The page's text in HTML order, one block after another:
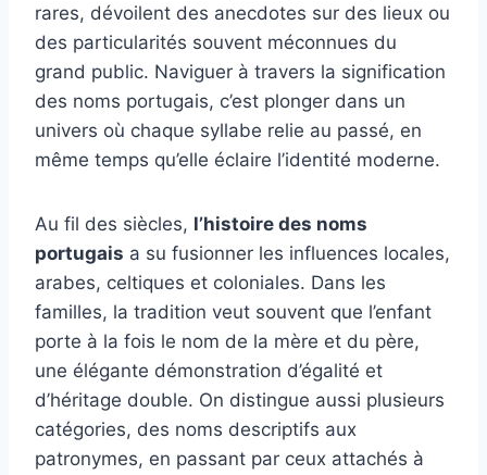
rares, dévoilent des anecdotes sur des lieux ou
des particularités souvent méconnues du
grand public. Naviguer à travers la signification
des noms portugais, c’est plonger dans un
univers où chaque syllabe relie au passé, en
même temps qu’elle éclaire l’identité moderne.
Au fil des siècles, l’histoire des noms
portugais a su fusionner les influences locales,
arabes, celtiques et coloniales. Dans les
familles, la tradition veut souvent que l’enfant
porte à la fois le nom de la mère et du père,
une élégante démonstration d’égalité et
d’héritage double. On distingue aussi plusieurs
catégories, des noms descriptifs aux
patronymes, en passant par ceux attachés à